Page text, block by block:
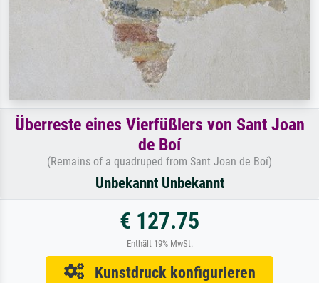
Überreste eines Vierfüßlers von Sant Joan
de Boí
(Remains of a quadruped from Sant Joan de Boí)
Unbekannt Unbekannt
€ 127.75
Enthält 19% MwSt.
Kunstdruck konfigurieren